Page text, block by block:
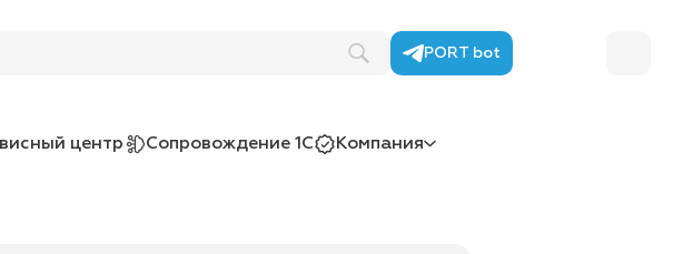
PORT bot
центр Сопровождение 1С Компания